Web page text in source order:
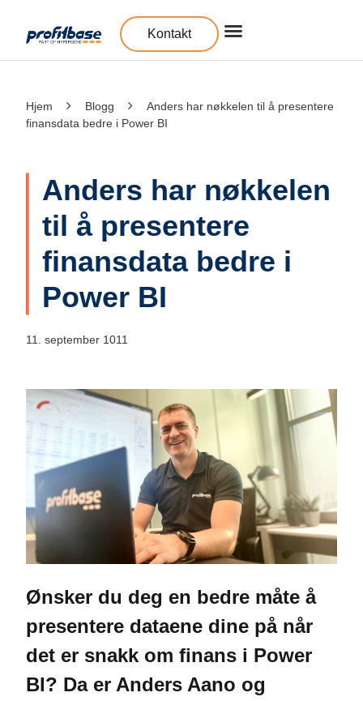
Kontakt
Hjem Blogg
Anders har nøkkelen til å presentere
finansdata bedre i Power BI
Anders har nøkkelen
til å presentere
finansdata bedre i
Power BI
11. september 1011
Ønsker du deg en bedre måte å
presentere dataene dine på når
det er snakk om finans i Power
BI? Da er Anders Aano og